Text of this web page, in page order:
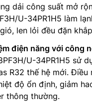
dải công suất mở
U-34PR1H5 làm
len lỏi đều đặn
điện năng với công
U-34PR1H5 sử
R32 thế hệ mới.
độ ổn định, giảm
thông thường.